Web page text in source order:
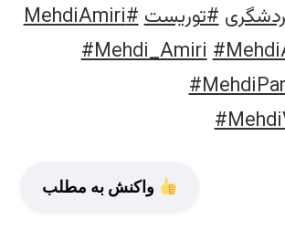
#توریست#MehdiAmiri
#Mehdi_Amiri
واکنش به مطلب